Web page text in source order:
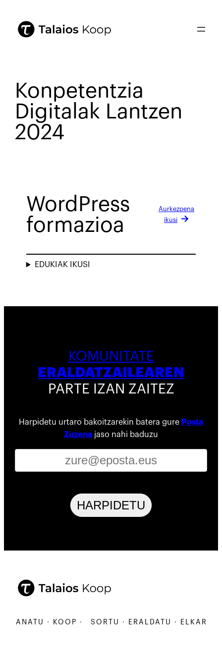
Konpetentzia
Digitalak Lantzen
2024
WordPress
formazioa
Aurkezpena
ikusi
EDUKIAK IKUSI
KOMUNITATE
ERALDATZAILEAREN
PARTE IZAN ZAITEZ
Harpidetu urtaro bakoitzarekin batera gure Posta
Zuzena jaso nahi baduzu
HARPIDETU
· KOOP · SORTU · ERALDATU ·